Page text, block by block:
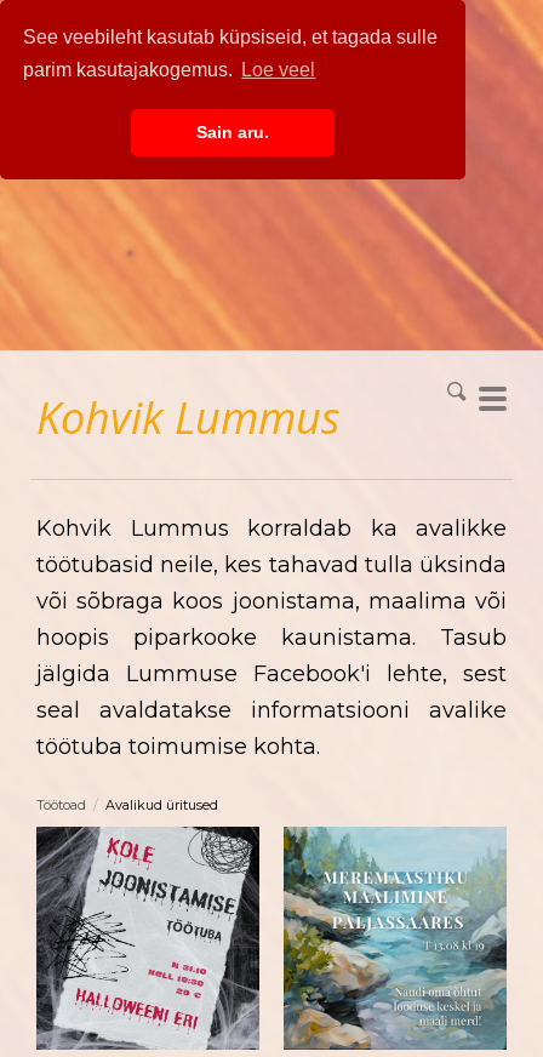
See veebileht kasutab küpsiseid, et tagada sulle
parim kasutajakogemus.
Loe veel
Sain aru.
Kohvik Lummus
Kohvik Lummus korraldab ka avalikke
töötubasid neile, kes tahavad tulla üksinda
või sõbraga koos joonistama, maalima või
hoopis piparkooke kaunistama. Tasub
jälgida Lummuse Facebook'i lehte, sest
seal avaldatakse informatsiooni avalike
töötuba toimumise kohta.
Töötoad / Avalikud üritused